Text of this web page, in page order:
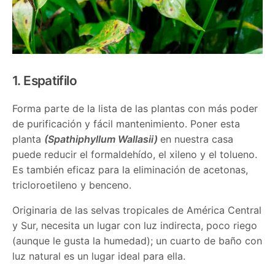
1. Espatifilo
Forma parte de la lista de las plantas con más poder
de purificación y fácil mantenimiento. Poner esta
planta (Spathiphyllum Wallasii)en nuestra casa
puede reducir el formaldehído, el xileno y el tolueno.
Es también eficaz para la eliminación de acetonas,
tricloroetileno y benceno.
Originaria de las selvas tropicales de América Central
y Sur, necesita un lugar con luz indirecta, poco riego
(aunque le gusta la humedad); un cuarto de baño con
luz natural es un lugar ideal para ella.